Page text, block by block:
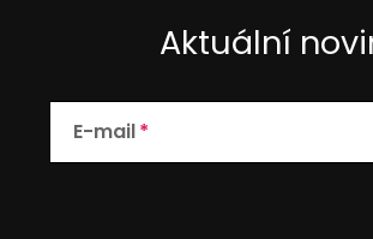
Aktuální
E-mail